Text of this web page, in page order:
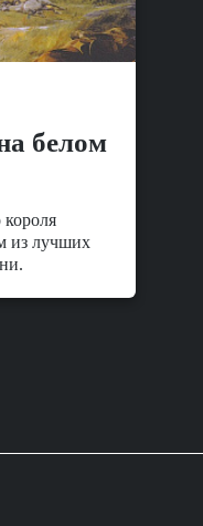
белом
из лучших